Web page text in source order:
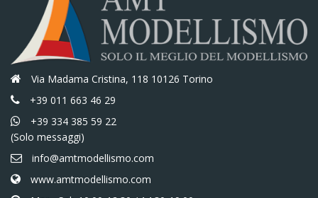
Via Madama Cristina, 118 10126 Torino
+39 011 663 46 29
+39 334 385 59 22
(Solo messaggi)
info@amtmodellismo.com
www.amtmodellismo.com